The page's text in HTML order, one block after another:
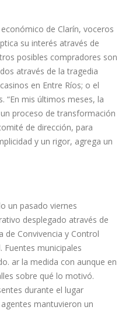
de Clarín, voceros
su interés através de
posibles compradores son
através de la tragedia
en Entre Ríos; o el
“En mis últimos meses, la
proceso de transformación
de dirección, para
y un rigor, agrega un
un pasado viernes
desplegado através de
de Convivencia y Control
Fuentes municipales
ar la medida con aunque en
sobre qué lo motivó.
durante el lugar
mantuvieron un